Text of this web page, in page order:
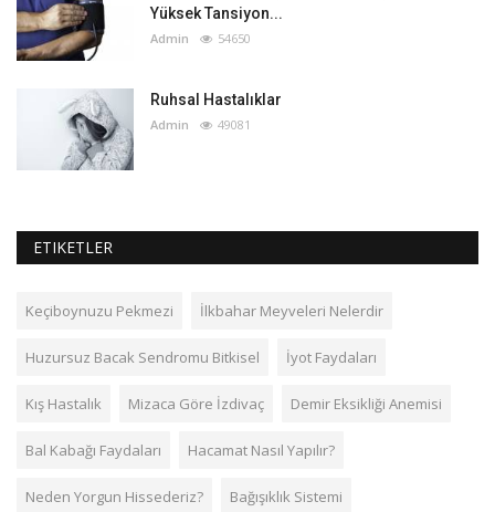
Yüksek Tansiyon...
Admin 54650
Ruhsal Hastalıklar
Admin 49081
ETIKETLER
Keçiboynuzu Pekmezi İlkbahar Meyveleri Nelerdir
Huzursuz Bacak Sendromu Bitkisel İyot Faydaları
Kış Hastalık Mizaca Göre İzdivaç Demir Eksikliği Anemisi
Bal Kabağı Faydaları Hacamat Nasıl Yapılır?
Neden Yorgun Hissederiz? Bağışıklık Sistemi